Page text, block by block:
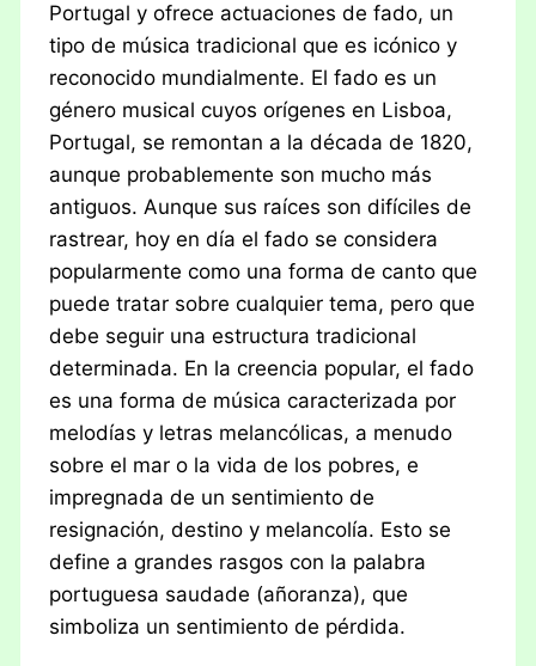
Portugal y ofrece actuaciones de fado, un
tipo de música tradicional que es icónico y
reconocido mundialmente. El fado es un
género musical cuyos orígenes en Lisboa,
Portugal, se remontan a la década de 1820,
aunque probablemente son mucho más
antiguos. Aunque sus raíces son difíciles de
rastrear, hoy en día el fado se considera
popularmente como una forma de canto que
puede tratar sobre cualquier tema, pero que
debe seguir una estructura tradicional
determinada. En la creencia popular, el fado
es una forma de música caracterizada por
melodías y letras melancólicas, a menudo
sobre el mar o la vida de los pobres, e
impregnada de un sentimiento de
resignación, destino y melancolía. Esto se
define a grandes rasgos con la palabra
portuguesa saudade (añoranza), que
simboliza un sentimiento de pérdida.